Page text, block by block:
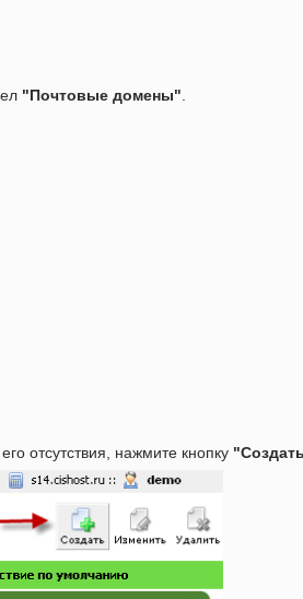
"Почтовые домены"
отсутствия, нажмите кнопку